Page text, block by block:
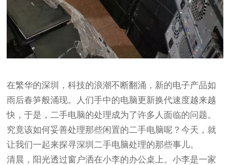
在繁华的深圳，科技的浪潮不断翻涌，新的电子产品如
雨后春笋般涌现。人们手中的电脑更新换代速度越来越
快，于是，二手电脑的处理成为了许多人面临的问题。
究竟该如何妥善处理那些闲置的二手电脑呢？今天，就
让我们一起来探寻深圳二手电脑处理的那些事儿。
清晨，阳光透过窗户洒在小李的办公桌上。小李是一家